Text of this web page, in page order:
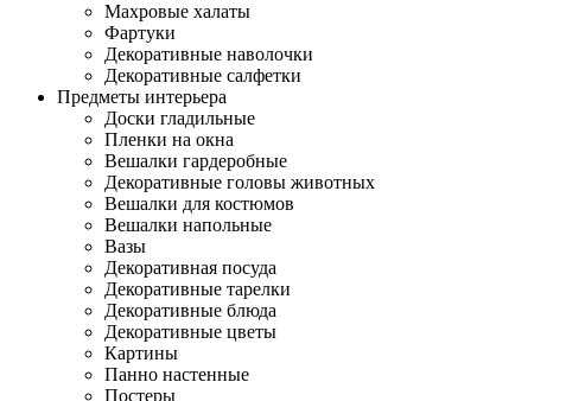
Махровые халаты
Фартуки
Декоративные наволочки
Декоративные салфетки
Предметы интерьера
Доски гладильные
Пленки на окна
Вешалки гардеробные
Декоративные головы животных
Вешалки для костюмов
Вешалки напольные
Вазы
Декоративная посуда
Декоративные тарелки
Декоративные блюда
Декоративные цветы
Картины
Панно настенные
Постеры